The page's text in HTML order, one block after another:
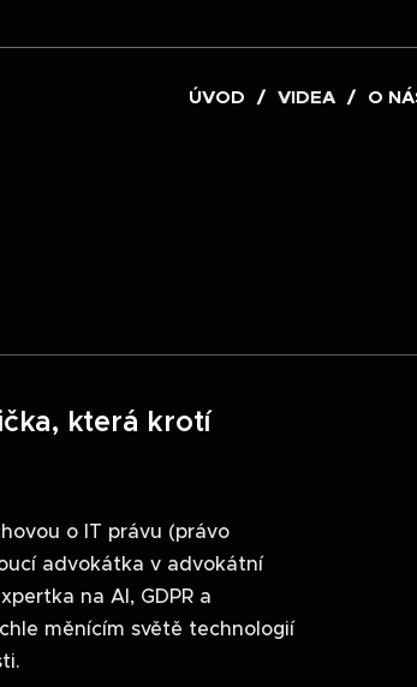
ÚVOD VIDEA O
která krotí
o IT právu (právo
advokátka v advokátní
na AI, GDPR a
měnícím světě technologií